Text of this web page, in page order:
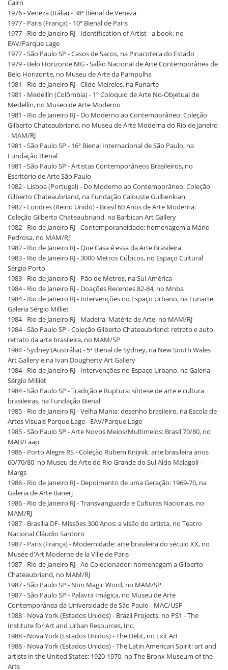
Cairn
1976 - Veneza (Itália) - 38ª Bienal de Veneza
1977 - Paris (França) - 10ª Bienal de Paris
1977 - Rio de Janeiro RJ - Identification of Artist - a book, no
EAV/Parque Lage
1977 - São Paulo SP - Casos de Sacos, na Pinacoteca do Estado
1979 - Belo Horizonte MG - Salão Nacional de Arte Contemporânea de
Belo Horizonte, no Museu de Arte da Pampulha
1981 - Rio de Janeiro RJ - Cildo Meireles, na Funarte
1981 - Medellín (Colômbia) - 1º Coloquio de Arte No-Objetual de
Medellín, no Museo de Arte Moderno
1981 - Rio de Janeiro RJ - Do Moderno ao Contemporâneo: Coleção
Gilberto Chateaubriand, no Museu de Arte Moderna do Rio de Janeiro
- MAM/RJ
1981 - São Paulo SP - 16ª Bienal Internacional de São Paulo, na
Fundação Bienal
1981 - São Paulo SP - Artistas Contemporâneos Brasileiros, no
Escritório de Arte São Paulo
1982 - Lisboa (Portugal) - Do Moderno ao Contemporâneo: Coleção
Gilberto Chateaubriand, na Fundação Calouste Gulbenkian
1982 - Londres (Reino Unido) - Brasil 60 Anos de Arte Moderna:
Coleção Gilberto Chateaubriand, na Barbican Art Gallery
1982 - Rio de Janeiro RJ - Contemporaneidade: homenagem a Mário
Pedrosa, no MAM/RJ
1982 - Rio de Janeiro RJ - Que Casa é essa da Arte Brasileira
1983 - Rio de Janeiro RJ - 3000 Metros Cúbicos, no Espaço Cultural
Sérgio Porto
1983 - Rio de Janeiro RJ - Pão de Metros, na Sul América
1984 - Rio de Janeiro RJ - Doações Recentes 82-84, no Mnba
1984 - Rio de Janeiro RJ - Intervenções no Espaço Urbano, na Funarte.
Galeria Sérgio Milliet
1984 - Rio de Janeiro RJ - Madeira, Matéria de Arte, no MAM/RJ
1984 - São Paulo SP - Coleção Gilberto Chateaubriand: retrato e auto-
retrato da arte brasileira, no MAM/SP
1984 - Sydney (Austrália) - 5ª Bienal de Sydney, na New South Wales
Art Gallery e na Ivan Dougherty Art Gallery
1984 - Rio de Janeiro RJ - Intervenções no Espaço Urbano, na Galeria
Sérgio Milliet
1984 - São Paulo SP - Tradição e Ruptura: síntese de arte e cultura
brasileiras, na Fundação Bienal
1985 - Rio de Janeiro RJ - Velha Mania: desenho brasileiro, na Escola de
Artes Visuais Parque Lage - EAV/Parque Lage
1985 - São Paulo SP - Arte Novos Meios/Multimeios: Brasil 70/80, no
MAB/Faap
1986 - Porto Alegre RS - Coleção Rubem Knijnik: arte brasileira anos
60/70/80, no Museu de Arte do Rio Grande do Sul Aldo Malagoli -
Margs
1986 - Rio de Janeiro RJ - Depoimento de uma Geração: 1969-70, na
Galeria de Arte Banerj
1986 - Rio de Janeiro RJ - Transvanguarda e Culturas Nacionais, no
MAM/RJ
1987 - Brasília DF- Missões 300 Anos: a visão do artista, no Teatro
Nacional Cláudio Santoro
1987 - Paris (França) - Modernidade: arte brasileira do século XX, no
Musée d'Art Moderne de la Ville de Paris
1987 - Rio de Janeiro RJ - Ao Colecionador: homenagem a Gilberto
Chateaubriand, no MAM/RJ
1987 - São Paulo SP - Non Magic Word, no MAM/SP
1987 - São Paulo SP - Palavra Imágica, no Museu de Arte
Contemporânea da Universidade de São Paulo - MAC/USP
1988 - Nova York (Estados Unidos) - Brazil Projects, no PS1 - The
Institute for Art and Urban Resources, Inc.
1988 - Nova York (Estados Unidos) - The Debt, no Exit Art
1988 - Nova York (Estados Unidos) - The Latin American Spirit: art and
artists in the United States: 1920-1970, no The Bronx Museum of the
Arts